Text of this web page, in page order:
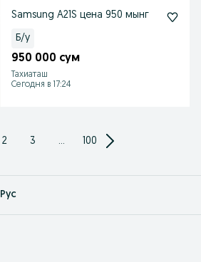
Samsung A21S цена 950 мынг
Б/у
950 000 сум
Тахиаташ
Сегодня в 17:24
2 3 ... 100
Рус